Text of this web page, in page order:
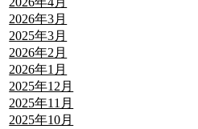
2026年3月
2025年3月
2026年2月
2026年1月
2025年12月
2025年11月
2025年10月